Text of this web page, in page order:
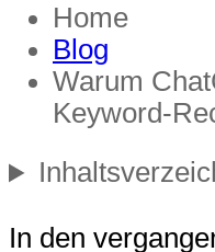
Home
Blog
Warum
Keyword-
In den